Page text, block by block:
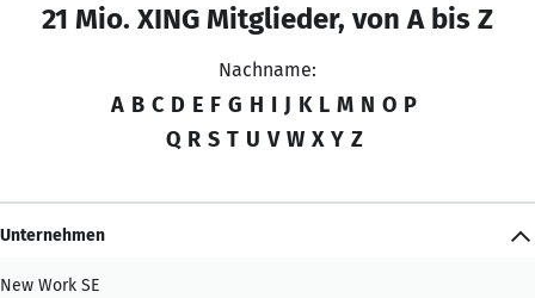
21 Mio. XING Mitglieder, von A bis Z
Nachname:
A B C D E F G H I J K L M N O P
Q R S T U V W X Y Z
Unternehmen
New Work SE